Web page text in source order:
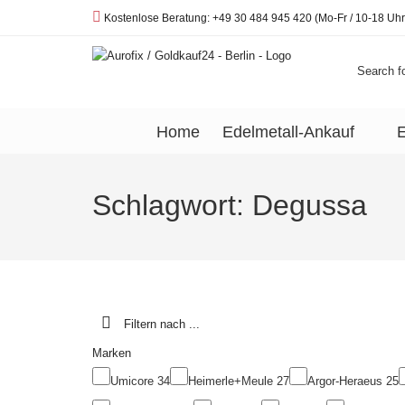
Telefon:
Kostenlose Beratung: +49 30 484 945 420 (Mo-Fr / 10-18
Search
Home Edelmetall-Ankauf
Schlagwort: Degussa
Filtern nach ...
Marken
Umicore 34 Heimerle+Meule 27 Argor-Heraeus 25